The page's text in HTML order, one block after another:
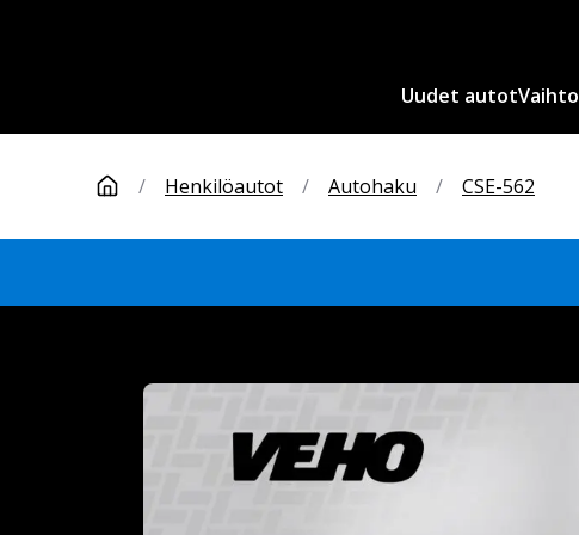
Uudet autot
/ Henkilöautot / Autohaku / CSE-562